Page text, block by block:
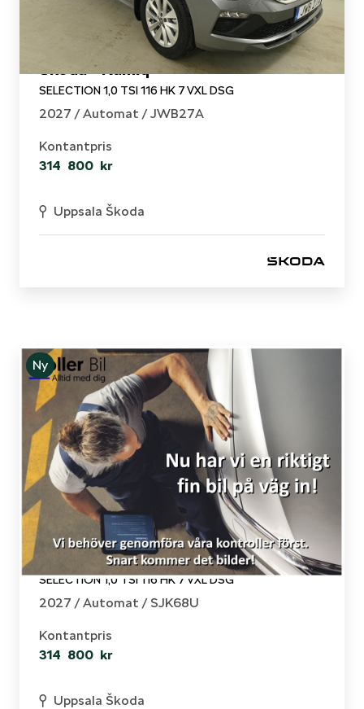
Skoda - Kamiq
SELECTION 1,0 TSI 116 HK 7 VXL DSG
2027 /Automat / JWB27A
Kontantpris
314 800 kr
Uppsala Škoda
Ny
Skoda - Kamiq
SELECTION 1,0 TSI 116 HK 7 VXL DSG
2027 /Automat / SJK68U
Kontantpris
314 800 kr
Uppsala Škoda